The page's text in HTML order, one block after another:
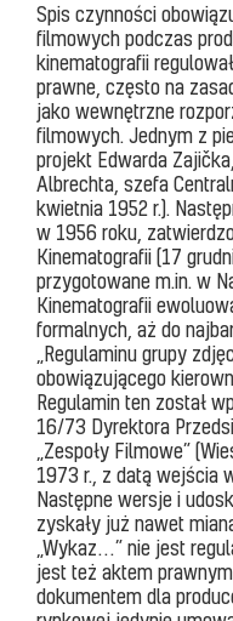
Spis czynności
filmowych podczas
kinematografii
prawne, często na
jako wewnętrzne
filmowych. Jednym z
projekt Edwarda
Albrechta, szefa
kwietnia 1952 r.).
w 1956 roku,
Kinematografii (17
przygotowane m.in. w
Kinematografii
formalnych, aż do
„Regulaminu grupy
obowiązującego
Regulamin ten został
16/73 Dyrektora
„Zespoły Filmowe”
1973 r., z datą wejścia
Następne wersje i
zyskały już nawet
„Wykaz…” nie jest
jest też aktem
dokumentem dla